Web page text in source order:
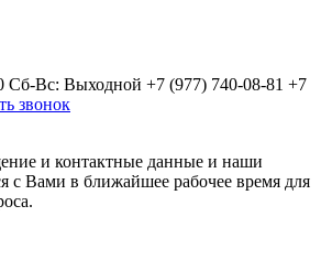
Сб-Вс: Выходной +7 (977) 740-08-81 +7
звонок
и контактные данные и наши
с Вами в ближайшее рабочее время для